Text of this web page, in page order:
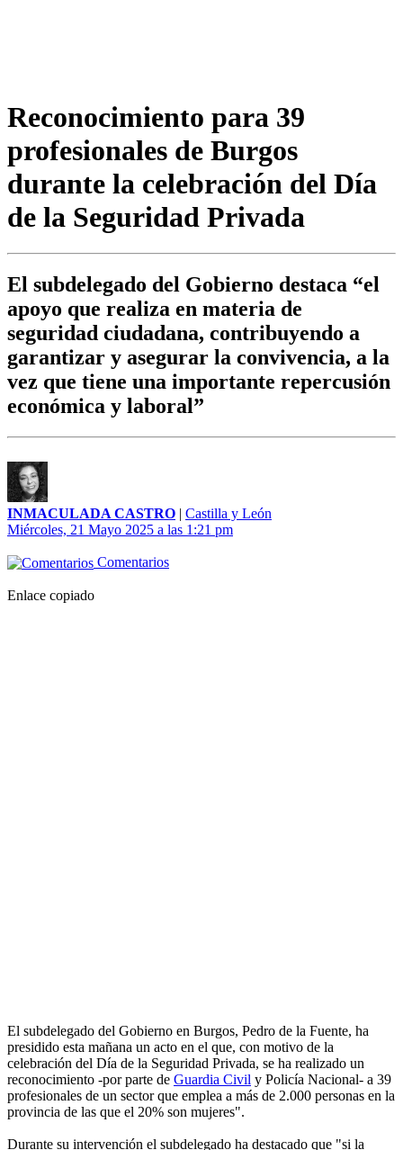
Reconocimiento para 39
profesionales de Burgos
durante la celebración del Día
de la Seguridad Privada
El subdelegado del Gobierno destaca “el
apoyo que realiza en materia de
seguridad ciudadana, contribuyendo a
garantizar y asegurar la convivencia, a la
vez que tiene una importante repercusión
económica y laboral”
INMACULADA CASTRO | Castilla y León
Miércoles, 21 Mayo 2025 a las 1:21 pm
Comentarios
Enlace copiado
El subdelegado del Gobierno en Burgos, Pedro de la Fuente, ha
presidido esta mañana un acto en el que, con motivo de la
celebración del Día de la Seguridad Privada, se ha realizado un
reconocimiento -por parte de Guardia Civil y Policía Nacional- a 39
profesionales de un sector que emplea a más de 2.000 personas en la
provincia de las que el 20% son mujeres".
Durante su intervención el subdelegado ha destacado que "si la